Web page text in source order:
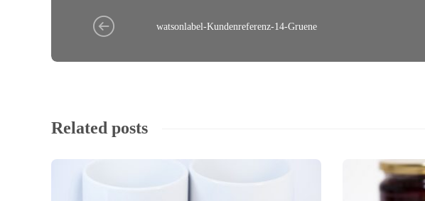
watsonlabel-Kundenreferenz-14-Gruene
Related posts